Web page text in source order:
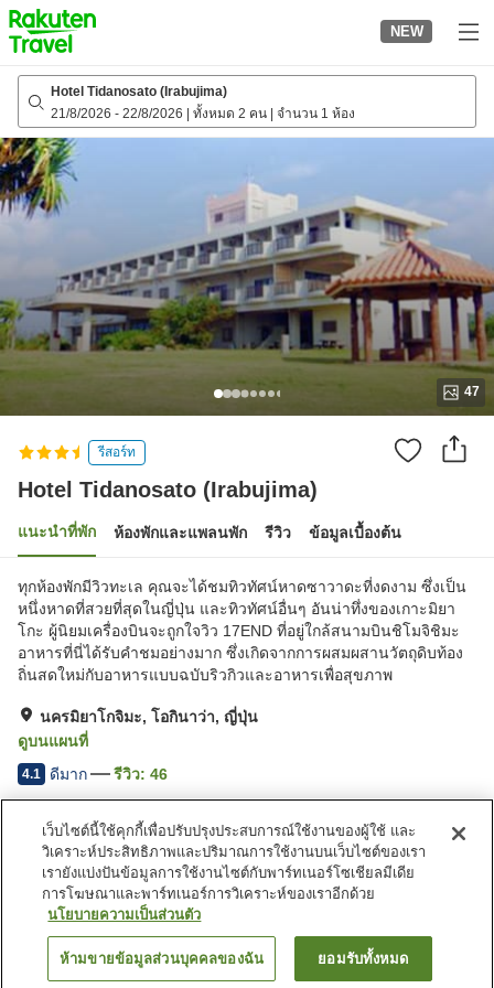
to
top
page
NEW
Hotel Tidanosato (Irabujima)
21/8/2026 - 22/8/2026 ทั้งหมด 2 คน จำนวน 1 ห้อง
47
รีสอร์ท
Hotel Tidanosato (Irabujima)
แนะนำที่พัก ห้องพักและแพลนพัก รีวิว ข้อมูลเบื้องต้น
ทุกห้องพักมีวิวทะเล คุณจะได้ชมทิวทัศน์หาดซาวาดะที่งดงาม ซึ่งเป็น
หนึ่งหาดที่สวยที่สุดในญี่ปุ่น และทิวทัศน์อื่นๆ อันน่าทึ่งของเกาะมิยา
โกะ ผู้นิยมเครื่องบินจะถูกใจวิว 17END ที่อยู่ใกล้สนามบินชิโมจิชิมะ
อาหารที่นี่ได้รับคำชมอย่างมาก ซึ่งเกิดจากการผสมผสานวัตถุดิบท้อง
ถิ่นสดใหม่กับอาหารแบบฉบับริวกิวและอาหารเพื่อสุขภาพ
นครมิยาโกจิมะ, โอกินาว่า, ญี่ปุ่น
ดูบนแผนที่
4.1 ดีมาก รีวิว: 46
สิ่งอำนวยความสะดวกในที่พัก
ที่จอดรถ
ร้านอาหาร
ตู้จำหน่ายอัตโนมัติ
ร้านค้า
หน้าแรก ญี่ปุ่น โอกินาว่า
นครมิยาโกจิมะ
Hotel Tidanosato (Irabujima) ค้นหาห้องพัก
เว็บไซต์นี้ใช้คุกกี้เพื่อปรับปรุงประสบการณ์ใช้งานของผู้ใช้ และ
วิเคราะห์ประสิทธิภาพและปริมาณการใช้งานบนเว็บไซต์ของเรา
เรายังแบ่งปันข้อมูลการใช้งานไซต์กับพาร์ทเนอร์โซเชียลมีเดีย
การโฆษณาและพาร์ทเนอร์การวิเคราะห์ของเราอีกด้วย
นโยบายความเป็นส่วนตัว
ห้ามขายข้อมูลส่วนบุคคลของฉัน ยอมรับทั้งหมด